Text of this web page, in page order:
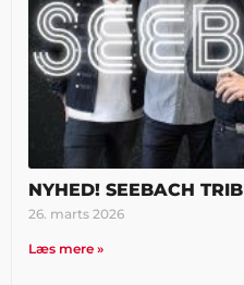
NYHED! SEEBACH
26. marts 2026
Læs mere »